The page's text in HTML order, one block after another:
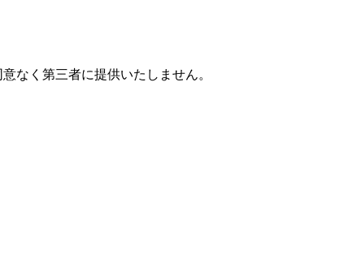
なく第三者に提供いたしません。